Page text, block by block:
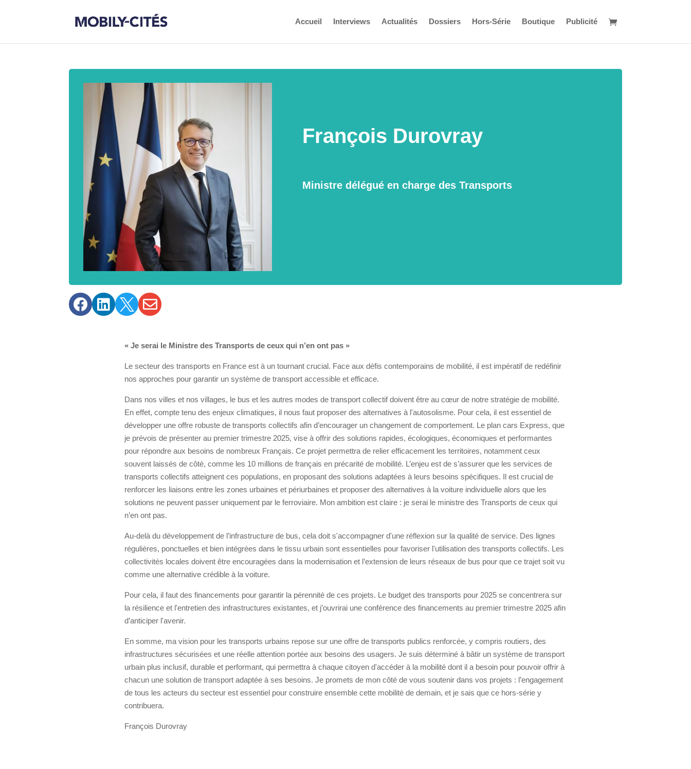
Accueil Interviews Actualités Dossiers Hors-Série Boutique Publicité
François Durovray
Ministre délégué en charge des Transports
   
« Je serai le Ministre des Transports de ceux qui n’en ont pas »
Le secteur des transports en France est à un tournant crucial. Face aux défis contemporains de mobilité, il est impératif de redéfinir
nos approches pour garantir un système de transport accessible et efficace.
Dans nos villes et nos villages, le bus et les autres modes de transport collectif doivent être au cœur de notre stratégie de mobilité.
En effet, compte tenu des enjeux climatiques, il nous faut proposer des alternatives à l'autosolisme. Pour cela, il est essentiel de
développer une offre robuste de transports collectifs afin d’encourager un changement de comportement. Le plan cars Express, que
je prévois de présenter au premier trimestre 2025, vise à offrir des solutions rapides, écologiques, économiques et performantes
pour répondre aux besoins de nombreux Français. Ce projet permettra de relier efficacement les territoires, notamment ceux
souvent laissés de côté, comme les 10 millions de français en précarité de mobilité. L’enjeu est de s’assurer que les services de
transports collectifs atteignent ces populations, en proposant des solutions adaptées à leurs besoins spécifiques. Il est crucial de
renforcer les liaisons entre les zones urbaines et périurbaines et proposer des alternatives à la voiture individuelle alors que les
solutions ne peuvent passer uniquement par le ferroviaire. Mon ambition est claire : je serai le ministre des Transports de ceux qui
n’en ont pas.
Au-delà du développement de l’infrastructure de bus, cela doit s'accompagner d'une réflexion sur la qualité de service. Des lignes
régulières, ponctuelles et bien intégrées dans le tissu urbain sont essentielles pour favoriser l'utilisation des transports collectifs. Les
collectivités locales doivent être encouragées dans la modernisation et l’extension de leurs réseaux de bus pour que ce trajet soit vu
comme une alternative crédible à la voiture.
Pour cela, il faut des financements pour garantir la pérennité de ces projets. Le budget des transports pour 2025 se concentrera sur
la résilience et l'entretien des infrastructures existantes, et j’ouvrirai une conférence des financements au premier trimestre 2025 afin
d’anticiper l'avenir.
En somme, ma vision pour les transports urbains repose sur une offre de transports publics renforcée, y compris routiers, des
infrastructures sécurisées et une réelle attention portée aux besoins des usagers. Je suis déterminé à bâtir un système de transport
urbain plus inclusif, durable et performant, qui permettra à chaque citoyen d'accéder à la mobilité dont il a besoin pour pouvoir offrir à
chacun une solution de transport adaptée à ses besoins. Je promets de mon côté de vous soutenir dans vos projets : l’engagement
de tous les acteurs du secteur est essentiel pour construire ensemble cette mobilité de demain, et je sais que ce hors-série y
contribuera.
François Durovray